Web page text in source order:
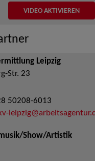
VIDEO AKTIVIEREN
Leipzig
Str. 23
50208-6013
Show/Artistik